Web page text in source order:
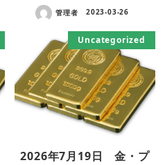
管理者 2023-03-26
Uncategorized
2026年7月19日 金・プ